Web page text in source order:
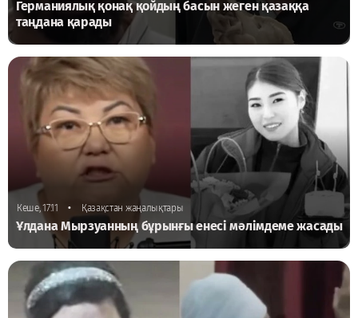
Германиялық қонақ қойдың басын жеген қазаққа
таңдана қарады
Кеше, 17:11 • Қазақстан жаңалықтары
Ұлдана Мырзуанның бұрынғы енесі мәлімдеме жасады